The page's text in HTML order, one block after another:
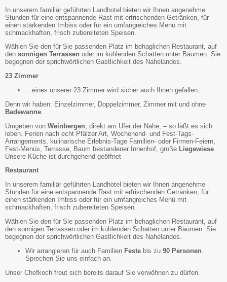
In unserem familiär geführten Landhotel bieten wir Ihnen angenehme
Stunden für eine entspannende Rast mit erfrischenden Getränken, für
einen stärkenden Imbiss oder für ein umfangreiches Menü mit
schmackhaften, frisch zubereiteten Speisen.
Wählen Sie den für Sie passenden Platz im behaglichen Restaurant, auf
den sonnigen Terrassen oder im kühlenden Schatten unter Bäumen. Sie
begegnen der sprichwörtlichen Gastlichkeit des Nahelandes.
23 Zimmer
…eines unserer 23 Zimmer wird sicher auch Ihnen gefallen.
Denn wir haben: Einzelzimmer, Doppelzimmer, Zimmer mit und ohne
Badewanne
Umgeben von Weinbergen , direkt am Ufer der Nahe, – so läßt es sich
leben. Ferien nach echt Pfälzer Art, Wochenend- und Fest-Tags-
Arrangements, kulinarische Erlebnis-Tage Familien- oder Firmen-Feiern,
Fest-Menüs, Terrasse, Baum bestandener Innenhof, große Liegewiese
Unsere Küche ist durchgehend geöffnet
Restaurant
In unserem familiär geführten Landhotel bieten wir Ihnen angenehme
Stunden für eine entspannende Rast mit erfrischenden Getränken, für
einen stärkenden Imbiss oder für ein umfangreiches Menü mit
schmackhaften, frisch zubereiteten Speisen.
Wählen Sie den für Sie passenden Platz im behaglichen Restaurant, auf
den sonnigen Terrassen oder im kühlenden Schatten unter Bäumen. Sie
begegnen der sprichwörtlichen Gastlichkeit des Nahelandes.
Wir arrangieren für auch Familien Feste bis zu 90 Personen
Sprechen Sie uns einfach an.
Unser Chefkoch freut sich bereits darauf Sie verwöhnen zu dürfen.